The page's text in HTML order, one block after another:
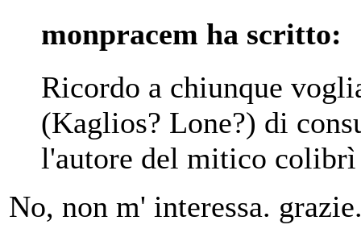
monpracem ha scritto:
Ricordo a chiunque
(Kaglios? Lone?) di
l'autore del mitico
No, non m' interessa.